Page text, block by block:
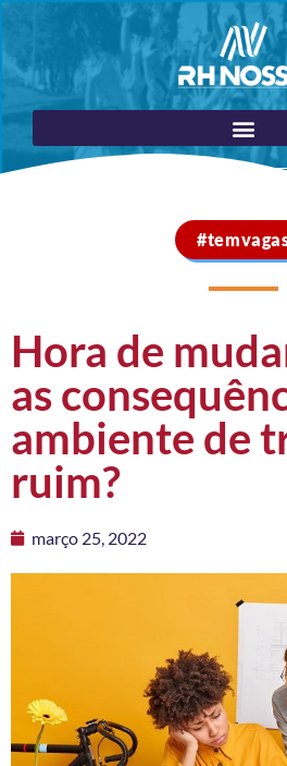
Hora de
as
ambiente de
ruim?
março 25, 2022